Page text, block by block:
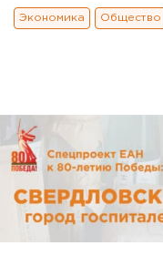
Экономика Общество